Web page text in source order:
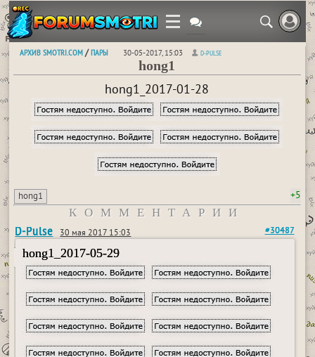
АРХИВ SMOTRI.COM /ПАРЫ 30-05-2017, 15:03 D-PULSE
hong1
hong1_2017-01-28
hong1 +5
КОММЕНТАРИИ
D-Pulse 30 мая 2017 15:03 #30487
hong1_2017-05-29